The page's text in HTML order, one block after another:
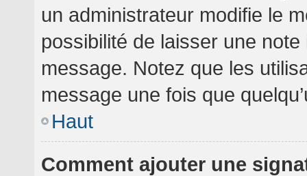
un administrateur modifie le
possibilité de laisser une note
message. Notez que les
message une fois que
Haut
Comment ajouter une